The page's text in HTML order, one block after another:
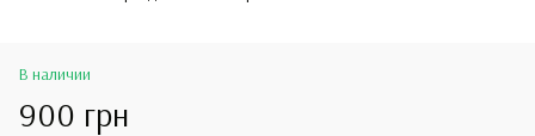
В наличии
900 грн